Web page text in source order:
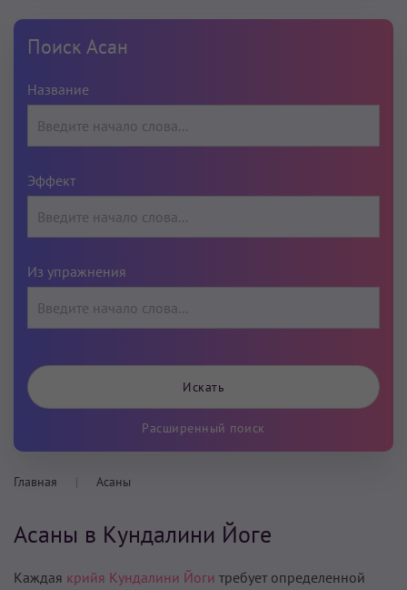
Поиск Асан
Название
Эффект
Из упражнения
Расширенный поиск
Главная Асаны
Асаны в Кундалини Йоге
Каждая крийя Кундалини Йоги требует определенной